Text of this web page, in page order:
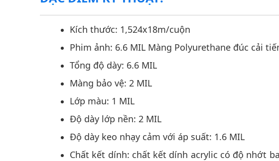
Kích thước: 1,524x18m/cuộn
Phim ảnh: 6.6 MIL Màng Polyurethane đúc cải
Tổng độ dày: 6.6 MIL
Màng bảo vệ: 2 MIL
Lớp màu: 1 MIL
Độ dày lớp nền: 2 MIL
Độ dày keo nhạy cảm với áp suất: 1.6 MIL
Chất kết dính: chất kết dính acrylic có độ nhớt